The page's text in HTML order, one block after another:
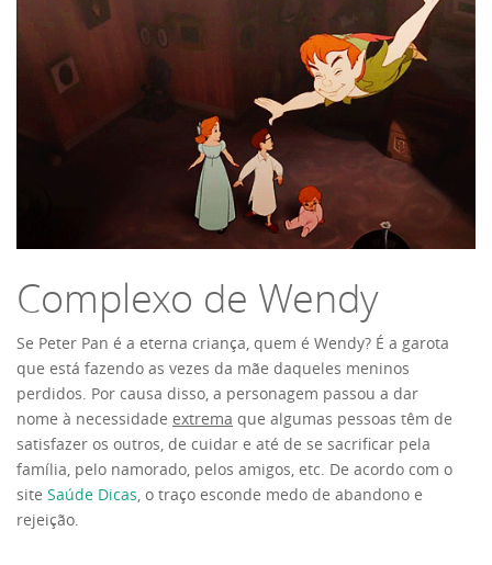
Complexo de Wendy
Se Peter Pan é a eterna criança, quem é Wendy? É a garota
que está fazendo as vezes da mãe daqueles meninos
perdidos. Por causa disso, a personagem passou a dar
nome à necessidade extrema que algumas pessoas têm de
satisfazer os outros, de cuidar e até de se sacrificar pela
família, pelo namorado, pelos amigos, etc. De acordo com o
site Saúde Dicas, o traço esconde medo de abandono e
rejeição.